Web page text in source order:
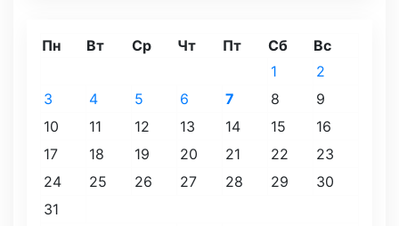
Пн Вт Ср Чт Пт Сб Вс
1
2
3
4 5 6 7 8
9
10
11 12 13 14 15
16
17
18 19 20 21 22
23
24
25 26 27 28 29
30
31